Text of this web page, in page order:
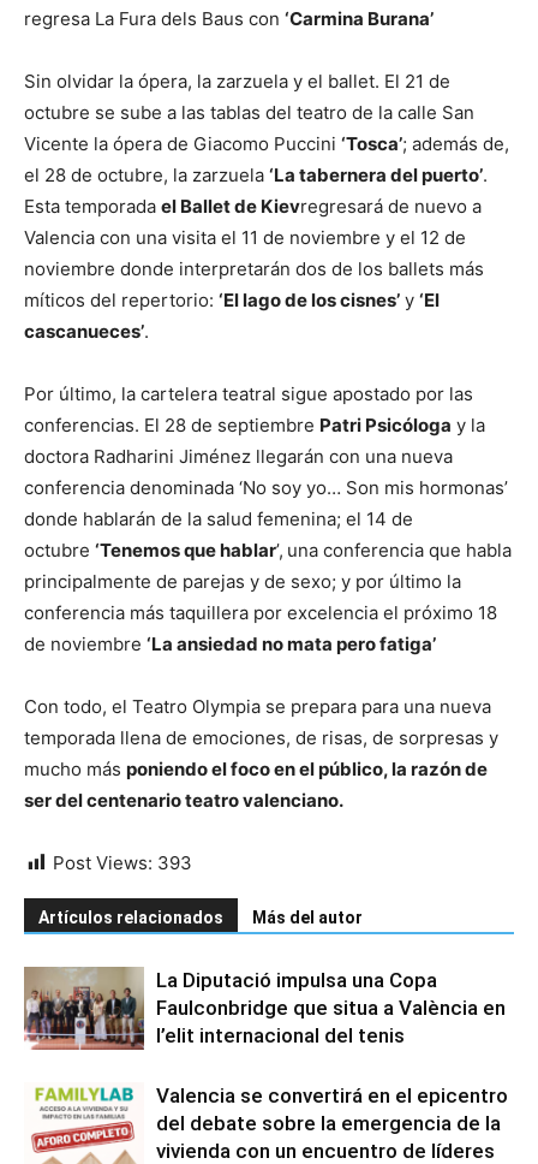
regresa La Fura dels Baus con ‘Carmina Burana’
Sin olvidar la ópera, la zarzuela y el ballet. El 21 de
octubre se sube a las tablas del teatro de la calle San
Vicente la ópera de Giacomo Puccini ‘Tosca’; además de,
el 28 de octubre, la zarzuela ‘La tabernera del puerto’.
Esta temporada el Ballet de Kievregresará de nuevo a
Valencia con una visita el 11 de noviembre y el 12 de
noviembre donde interpretarán dos de los ballets más
míticos del repertorio: ‘El lago de los cisnes’ y ‘El
cascanueces’.
Por último, la cartelera teatral sigue apostado por las
conferencias. El 28 de septiembre Patri Psicóloga y la
doctora Radharini Jiménez llegarán con una nueva
conferencia denominada ‘No soy yo… Son mis hormonas’
donde hablarán de la salud femenina; el 14 de
octubre ‘Tenemos que hablar’, una conferencia que habla
principalmente de parejas y de sexo; y por último la
conferencia más taquillera por excelencia el próximo 18
de noviembre ‘La ansiedad no mata pero fatiga’
Con todo, el Teatro Olympia se prepara para una nueva
temporada llena de emociones, de risas, de sorpresas y
mucho más poniendo el foco en el público, la razón de
ser del centenario teatro valenciano.
Post Views: 393
Artículos relacionados Más del autor
La Diputació impulsa una Copa
Faulconbridge que situa a València en
l’elit internacional del tenis
Valencia se convertirá en el epicentro
del debate sobre la emergencia de la
vivienda con un encuentro de líderes